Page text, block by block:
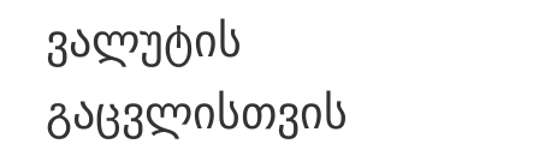
ვალუტის
გაცვლისთვის